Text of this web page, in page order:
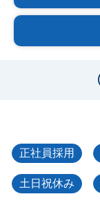
正社員採用
土日祝休み